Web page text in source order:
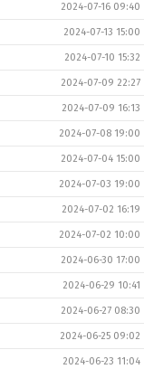
2024-07-16 09:40
2024-07-13 15:00
2024-07-10 15:32
2024-07-09 22:27
2024-07-09 16:13
2024-07-08 19:00
2024-07-04 15:00
2024-07-03 19:00
2024-07-02 16:19
2024-07-02 10:00
2024-06-30 17:00
2024-06-29 10:41
2024-06-27 08:30
2024-06-25 09:02
2024-06-23 11:04